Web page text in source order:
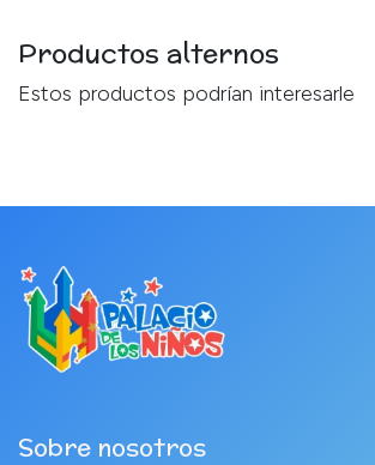
Productos alternos
Estos productos podrían interesarle
Sobre nosotros